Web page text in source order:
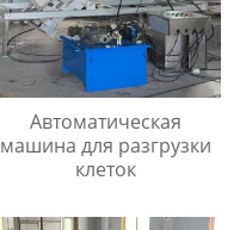
Автоматическая
машина для разгрузки
клеток